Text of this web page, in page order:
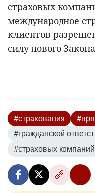
страховых
международное
клиентов
силу нового
#страхования
#гражданской
#страховых компаний